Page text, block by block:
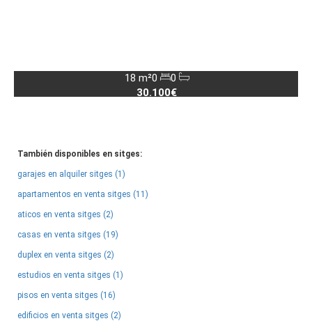
18 m²0
0
30.100€
También disponibles en sitges:
garajes en alquiler sitges (1)
apartamentos en venta sitges (11)
aticos en venta sitges (2)
casas en venta sitges (19)
duplex en venta sitges (2)
estudios en venta sitges (1)
pisos en venta sitges (16)
edificios en venta sitges (2)